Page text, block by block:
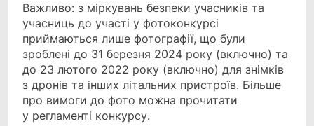
Важливо: з міркувань безпеки учасників та
учасниць до участі у фотоконкурсі
приймаються лише фотографії, що були
зроблені до 31 березня 2024 року (включно) та
до 23 лютого 2022 року (включно) для знімків
з дронів та інших літальних пристроїв. Більше
про вимоги до фото можна прочитати
у регламенті конкурсу.